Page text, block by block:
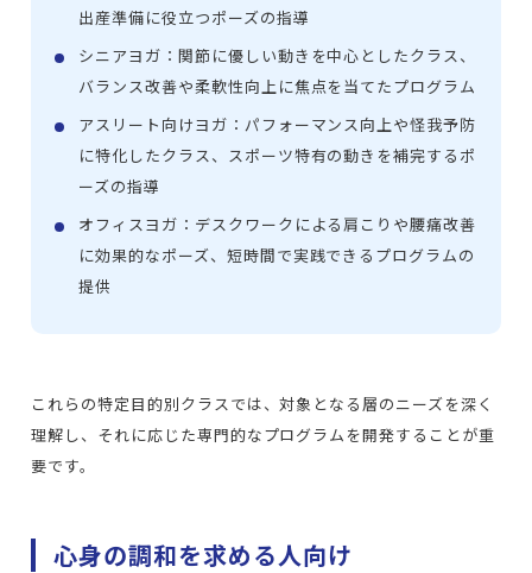
出産準備に役立つポーズの指導
シニアヨガ：関節に優しい動きを中心としたクラス、
バランス改善や柔軟性向上に焦点を当てたプログラム
アスリート向けヨガ：パフォーマンス向上や怪我予防
に特化したクラス、スポーツ特有の動きを補完するポ
ーズの指導
オフィスヨガ：デスクワークによる肩こりや腰痛改善
に効果的なポーズ、短時間で実践できるプログラムの
提供
これらの特定目的別クラスでは、対象となる層のニーズを深く
理解し、それに応じた専門的なプログラムを開発することが重
要です。
心身の調和を求める人向け